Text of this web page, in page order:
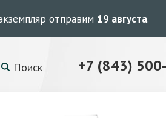
отправим 19 августа.
Поиск +7 (843)